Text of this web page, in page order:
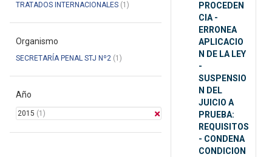
TRATADOS INTERNACIONALES (1)
Organismo
SECRETARÍA PENAL STJ Nº2 (1)
Año
2015 (1)
PROCEDEN
CIA -
ERRONEA
APLICACIO
N DE LA LEY
-
SUSPENSIO
N DEL
JUICIO A
PRUEBA:
REQUISITOS
- CONDENA
CONDICION